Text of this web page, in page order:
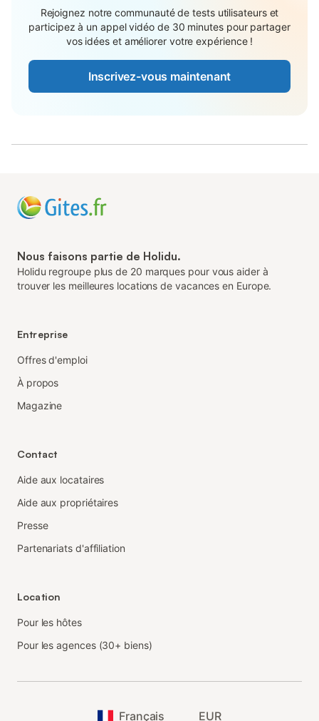
Rejoignez notre communauté de tests utilisateurs et
participez à un appel vidéo de 30 minutes pour partager
vos idées et améliorer votre expérience !
Inscrivez-vous maintenant
Nous faisons partie de Holidu.
Holidu regroupe plus de 20 marques pour vous aider à
trouver les meilleures locations de vacances en Europe.
Entreprise
Offres d'emploi
À propos
Magazine
Contact
Aide aux locataires
Aide aux propriétaires
Presse
Partenariats d'affiliation
Location
Pour les hôtes
Pour les agences (30+ biens)
Français EUR